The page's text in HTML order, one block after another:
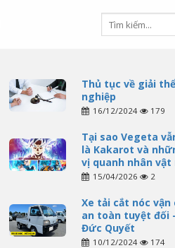
Thủ tục về giải
nghiệp
16/12/2024 179
Tại sao Vegeta
là Kakarot và
vị quanh nhân vật
15/04/2026 2
Xe tải cắt nóc vận
an toàn tuyệt đối
Đức Quyết
10/12/2024 174